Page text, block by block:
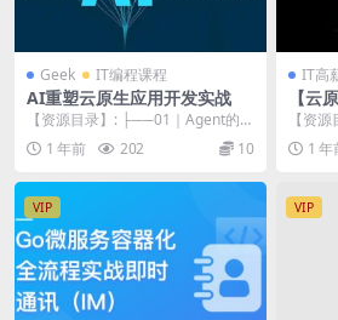
Geek IT编程课程
AI重塑云原生应用开发实战
【资源目录】: ├──01｜Agent的前
辈：FunctionCalling.m...
1 年前 202 10
IT高
【云
Vue
运维平
【资
生全栈
钟5节)
1 年
VIP VIP